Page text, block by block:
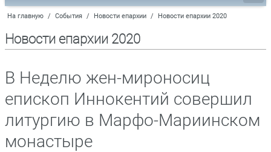
На главную / События / Новости епархии / Новости епархии 2020
Новости епархии 2020
В Неделю жен-мироносиц
епископ Иннокентий совершил
литургию в Марфо-Мариинском
монастыре